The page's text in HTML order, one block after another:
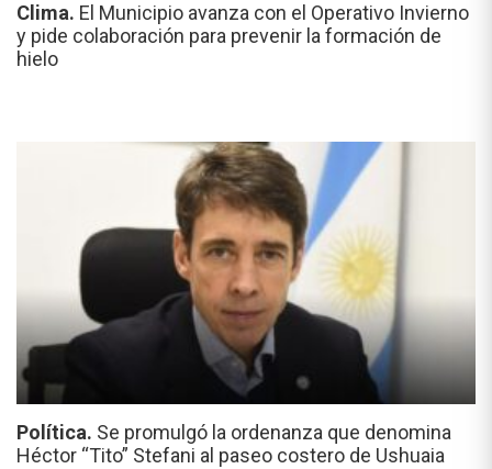
Clima. El Municipio avanza con el Operativo Invierno
y pide colaboración para prevenir la formación de
hielo
Política. Se promulgó la ordenanza que denomina
Héctor “Tito” Stefani al paseo costero de Ushuaia